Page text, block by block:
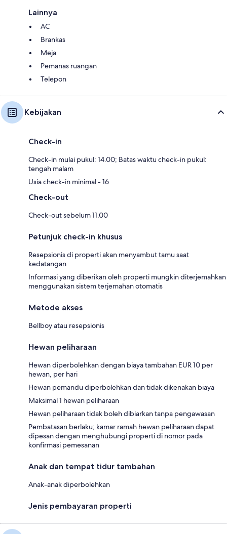
Lainnya
AC
Brankas
Meja
Pemanas ruangan
Telepon
Kebijakan
Check-in
Check-in mulai pukul: 14.00; Batas waktu check-in pukul:
tengah malam
Usia check-in minimal - 16
Check-out
Check-out sebelum 11.00
Petunjuk check-in khusus
Resepsionis di properti akan menyambut tamu saat
kedatangan
Informasi yang diberikan oleh properti mungkin diterjemahkan
menggunakan sistem terjemahan otomatis
Metode akses
Bellboy atau resepsionis
Hewan peliharaan
Hewan diperbolehkan dengan biaya tambahan EUR 10 per
hewan, per hari
Hewan pemandu diperbolehkan dan tidak dikenakan biaya
Maksimal 1 hewan peliharaan
Hewan peliharaan tidak boleh dibiarkan tanpa pengawasan
Pembatasan berlaku; kamar ramah hewan peliharaan dapat
dipesan dengan menghubungi properti di nomor pada
konfirmasi pemesanan
Anak dan tempat tidur tambahan
Anak-anak diperbolehkan
Jenis pembayaran properti